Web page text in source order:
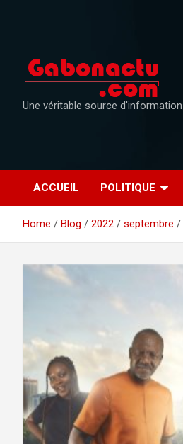
Une véritable source d'information
ACCUEIL POLITIQUE
Home Blog 2022 septembre